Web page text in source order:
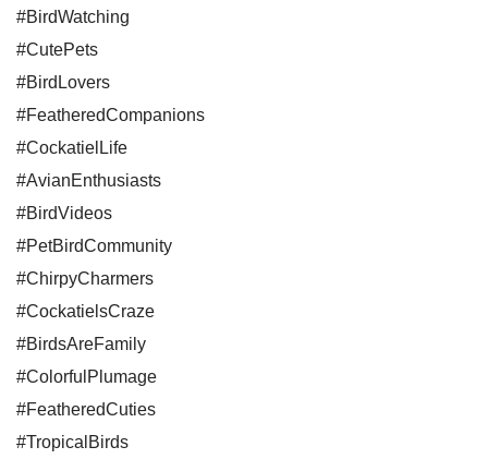
#BirdWatching
#CutePets
#BirdLovers
#FeatheredCompanions
#CockatielLife
#AvianEnthusiasts
#BirdVideos
#PetBirdCommunity
#ChirpyCharmers
#CockatielsCraze
#BirdsAreFamily
#ColorfulPlumage
#FeatheredCuties
#TropicalBirds